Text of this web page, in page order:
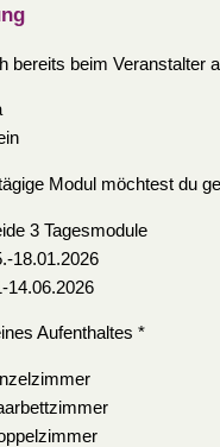
bereits beim Veranstalter
Modul möchtest du
3 Tagesmodule
18.01.2026
14.06.2026
Aufenthaltes *